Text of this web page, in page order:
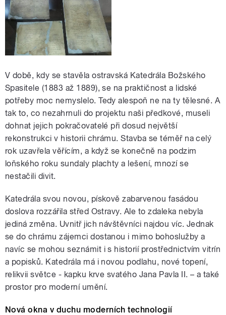
V době, kdy se stavěla ostravská Katedrála Božského
Spasitele (1883 až 1889), se na praktičnost a lidské
potřeby moc nemyslelo. Tedy alespoň ne na ty tělesné. A
tak to, co nezahrnuli do projektu naši předkové, museli
dohnat jejich pokračovatelé při dosud největší
rekonstrukci v historii chrámu. Stavba se téměř na celý
rok uzavřela věřícím, a když se konečně na podzim
loňského roku sundaly plachty a lešení, mnozí se
nestačili divit.
Katedrála svou novou, pískově zabarvenou fasádou
doslova rozzářila střed Ostravy. Ale to zdaleka nebyla
jediná změna. Uvnitř jich návštěvníci najdou víc. Jednak
se do chrámu zájemci dostanou i mimo bohoslužby a
navíc se mohou seznámit i s historií prostřednictvím vitrín
a popisků. Katedrála má i novou podlahu, nové topení,
relikvii světce - kapku krve svatého Jana Pavla II. – a také
prostor pro moderní umění.
Nová okna v duchu moderních technologií